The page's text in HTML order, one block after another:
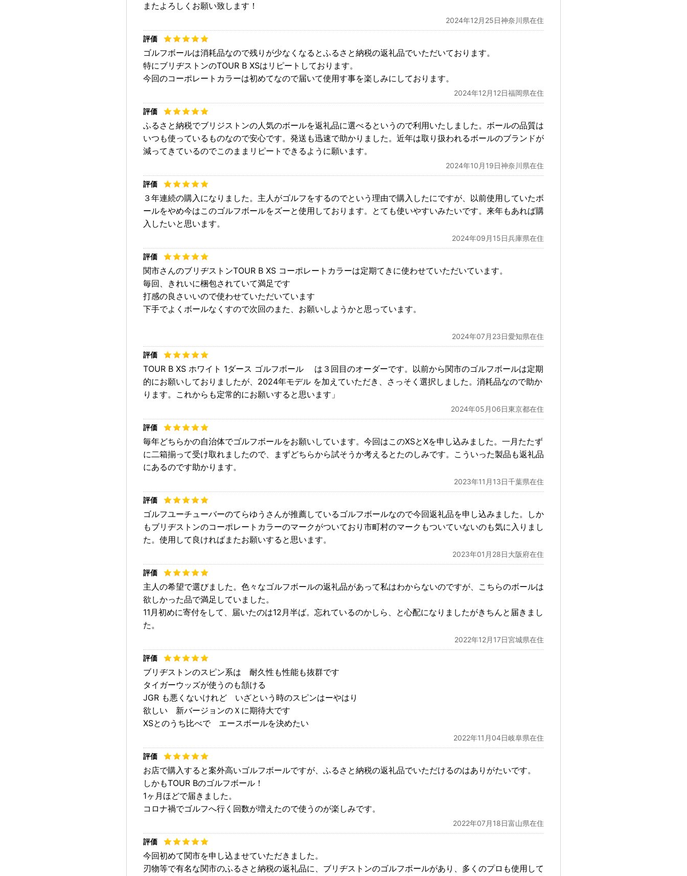
またよろしくお願い致します！
2024年12月25日神奈川県在住
ゴルフボールは消耗品なので残りが少なくなるとふるさと納税の返礼品でいただいております。
特にブリヂストンのTOUR B XSはリピートしております。
今回のコーポレートカラーは初めてなので届いて使用す事を楽しみにしております。
2024年12月12日福岡県在住
ふるさと納税でブリジストンの人気のボールを返礼品に選べるというので利用いたしました。ボールの品質は
いつも使っているものなので安心です。発送も迅速で助かりました。近年は取り扱われるボールのブランドが
減ってきているのでこのままリピートできるように願います。
2024年10月19日神奈川県在住
３年連続の購入になりました。主人がゴルフをするのでという理由で購入したにですが、以前使用していたボ
ールをやめ今はこのゴルフボールをズーと使用しております。とても使いやすいみたいです。来年もあれば購
入したいと思います。
2024年09月15日兵庫県在住
関市さんのブリヂストンTOUR B XS コーポレートカラーは定期てきに使わせていただいています。
毎回、きれいに梱包されていて満足です
打感の良さいいので使わせていただいています
下手でよくボールなくすので次回のまた、お願いしようかと思っています。
2024年07月23日愛知県在住
TOUR B XS ホワイト 1ダース ゴルフボール は３回目のオーダーです。以前から関市のゴルフボールは定期
的にお願いしておりましたが、2024年モデル を加えていただき、さっそく選択しました。消耗品なので助か
ります。これからも定常的にお願いすると思います」
2024年05月06日東京都在住
毎年どちらかの自治体でゴルフボールをお願いしています。今回はこのXSとXを申し込みました。一月たたず
に二箱揃って受け取れましたので、まずどちらから試そうか考えるとたのしみです。こういった製品も返礼品
にあるのです助かります。
2023年11月13日千葉県在住
ゴルフユーチューバーのてらゆうさんが推薦しているゴルフボールなので今回返礼品を申し込みました。しか
もブリヂストンのコーポレートカラーのマークがついており市町村のマークもついていないのも気に入りまし
た。使用して良ければまたお願いすると思います。
2023年01月28日大阪府在住
主人の希望で選びました。色々なゴルフボールの返礼品があって私はわからないのですが、こちらのボールは
欲しかった品で満足していました。
11月初めに寄付をして、届いたのは12月半ば。忘れているのかしら、と心配になりましたがきちんと届きまし
た。
2022年12月17日宮城県在住
ブリヂストンのスピン系は 耐久性も性能も抜群です
タイガーウッズが使うのも頷ける
JGR も悪くないけれど いざという時のスピンはーやはり
欲しい 新バージョンのＸに期待大です
XSとのうち比べで エースボールを決めたい
2022年11月04日岐阜県在住
お店で購入すると案外高いゴルフボールですが、ふるさと納税の返礼品でいただけるのはありがたいです。
しかもTOUR Bのゴルフボール！
1ヶ月ほどで届きました。
コロナ禍でゴルフへ行く回数が増えたので使うのが楽しみです。
2022年07月18日富山県在住
今回初めて関市を申し込ませていただきました。
刃物等で有名な関市のふるさと納税の返礼品に、ブリヂストンのゴルフボールがあり、多くのプロも使用して